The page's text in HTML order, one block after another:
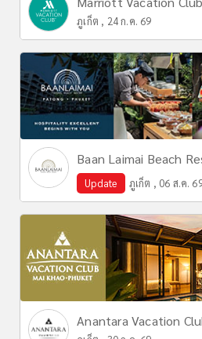
ภูเก็ต , 24 ก.ค. 69
Baan Laimai Beach
Update ภูเก็ต , 06 ส.ค.
Anantara Vacation